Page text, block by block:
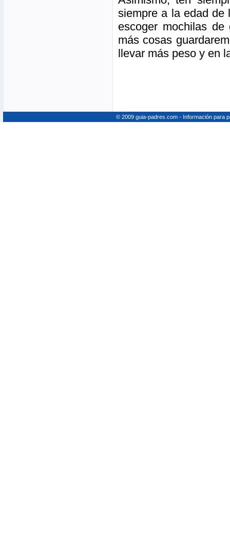
siempre a la edad de
escoger mochilas
más cosas
llevar más peso y en
© 2009 guia-padres.com - Información para